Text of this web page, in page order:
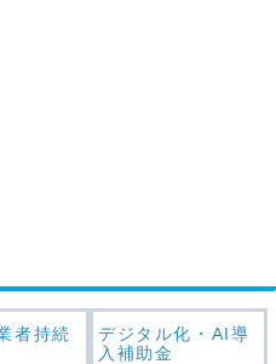
者持続
デジタル化・AI導
入補助金